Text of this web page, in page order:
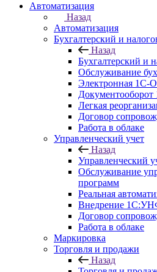
Автоматизация
Назад
Автоматизация
Бухгалтерский и
Назад
Бухгалтерский и
Обслуживание
Электронная 1С-
Легкая
Договор
Работа в облаке
Управленческий учет
Назад
Управленческий
Обслуживание
программ
Реальная
Внедрение
Договор
Работа в облаке
Маркировка
Торговля и продажи
Назад